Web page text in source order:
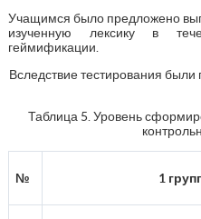
Учащимся было предложено
изученную лексику в
геймификации.
Вследствие тестирования
Таблица 5. Уровень
№ 1